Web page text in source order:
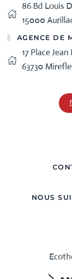
86 Bd Louis
15000
AGENCE DE
17 Place
63730
NOUS